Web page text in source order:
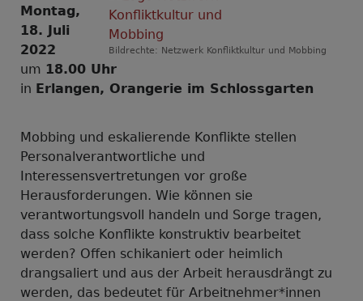
Bildrechte: Netzwerk Konfliktkultur und Mobbing
Montag,
18. Juli
2022
um 18.00 Uhr
in Erlangen, Orangerie im Schlossgarten
Mobbing und eskalierende Konflikte stellen
Personalverantwortliche und
Interessensvertretungen vor große
Herausforderungen. Wie können sie
verantwortungsvoll handeln und Sorge tragen,
dass solche Konflikte konstruktiv bearbeitet
werden? Offen schikaniert oder heimlich
drangsaliert und aus der Arbeit herausdrängt zu
werden, das bedeutet für Arbeitnehmer*innen